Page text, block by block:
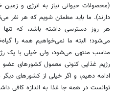
(محصولات حیوانی نیاز به انرژی و
می‌شود؛ البته ما نمی‌خواهیم همه را
مناسب منتهی می‌شود، ولی خیلی با یک
رژیم غذایی کنونی معمول کشورهای
ادامه دهیم، و اگر خیلی از کشورهای دیگر
توانست در همه جا غذا به اندازه کافی